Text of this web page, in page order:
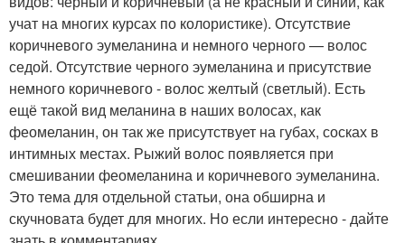
учат на многих курсах по колористике). Отсутствие
коричневого эумеланина и немного черного — волос
седой. Отсутствие черного эумеланина и присутствие
немного коричневого - волос желтый (светлый). Есть
ещё такой вид меланина в наших волосах, как
феомеланин, он так же присутствует на губах, сосках в
интимных местах. Рыжий волос появляется при
смешивании феомеланина и коричневого эумеланина.
Это тема для отдельной статьи, она обширна и
скучновата будет для многих. Но если интересно - дайте